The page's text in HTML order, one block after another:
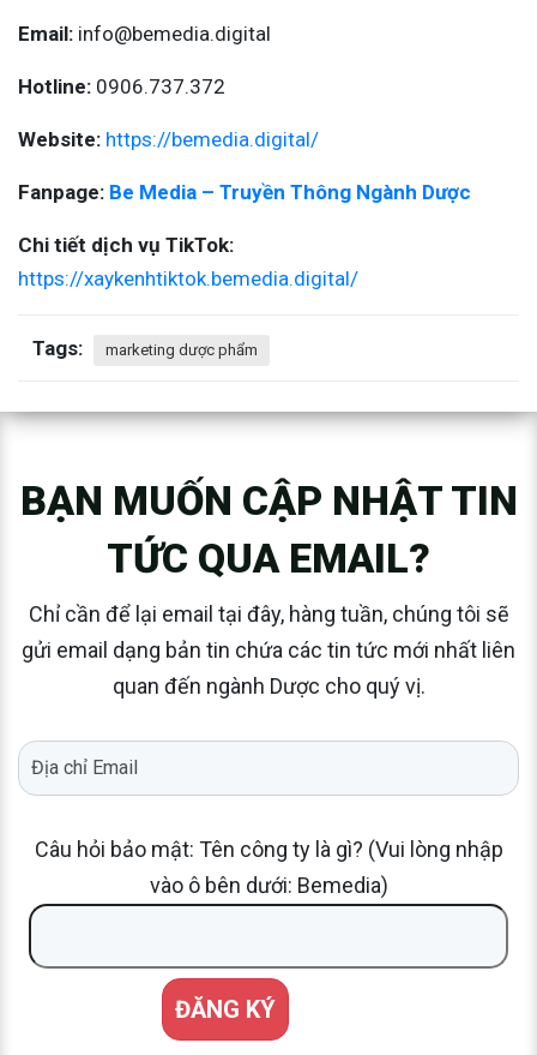
Email: info@bemedia.digital
Hotline: 0906.737.372
Website: https://bemedia.digital/
Fanpage: Be Media – Truyền Thông Ngành Dược
Chi tiết dịch vụ TikTok:
https://xaykenhtiktok.bemedia.digital/
Tags: marketing dược phẩm
BẠN MUỐN CẬP NHẬT TIN
TỨC QUA EMAIL?
Chỉ cần để lại email tại đây, hàng tuần, chúng tôi sẽ
gửi email dạng bản tin chứa các tin tức mới nhất liên
quan đến ngành Dược cho quý vị.
Câu hỏi bảo mật: Tên công ty là gì? (Vui lòng nhập
vào ô bên dưới: Bemedia)